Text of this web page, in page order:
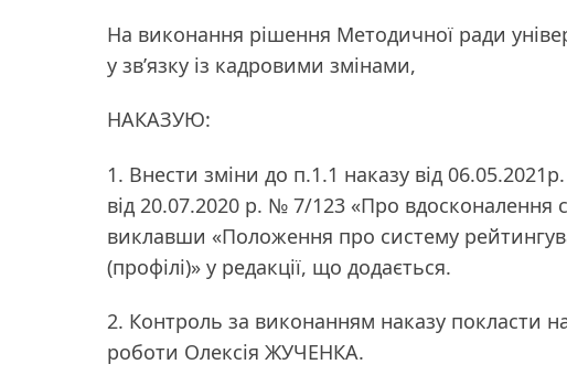
На виконання рішення Методичної ради
у зв’язку із кадровими змінами,
НАКАЗУЮ:
1. Внести зміни до п.1.1 наказу від
від 20.07.2020 р. № 7/123 «Про вдосконалення
виклавши «Положення про систему
(профілі)» у редакції, що додається.
2. Контроль за виконанням наказу покласти
роботи Олексія ЖУЧЕНКА.